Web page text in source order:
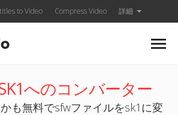
to Video Compress Video 詳細
へのコンバーター
も無料でsfwファイルをsk1に変